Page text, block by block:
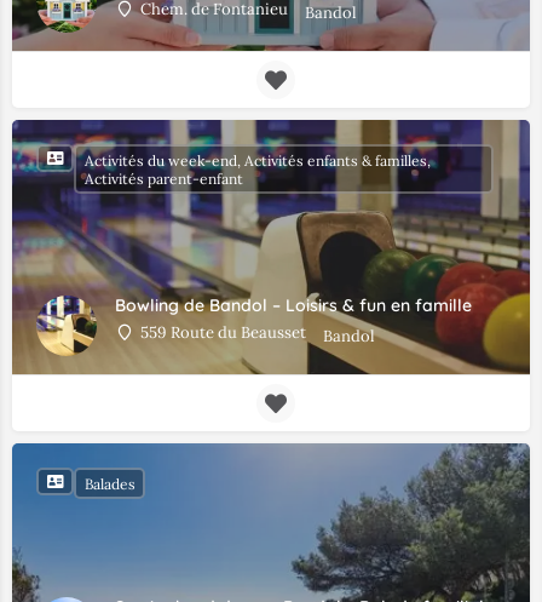
Chem. de Fontanieu Bandol
Bowling de Bandol – Loisirs & fun en famille
559 Route du Beausset Bandol
Activités du week-end, Activités enfants & familles,
Activités parent-enfant
Balades